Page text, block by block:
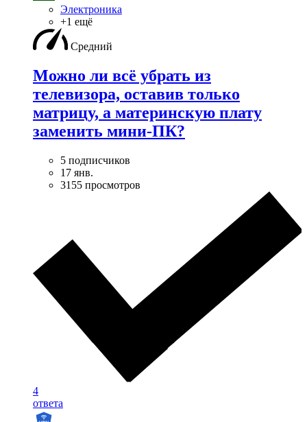
Электроника
+1 ещё
Средний
Можно ли всё убрать из
телевизора, оставив только
матрицу, а материнскую плату
заменить мини-ПК?
5 подписчиков
17 янв.
3155 просмотров
4
ответа